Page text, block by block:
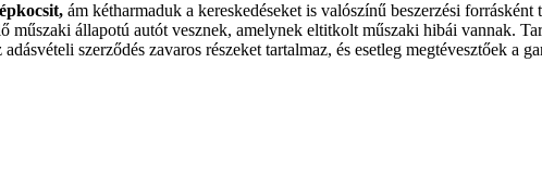
ám kétharmaduk a kereskedéseket is valószínű beszerzési
műszaki állapotú autót vesznek, amelynek eltitkolt műszaki hibái vannak.
szerződés zavaros részeket tartalmaz, és esetleg megtévesztőek a